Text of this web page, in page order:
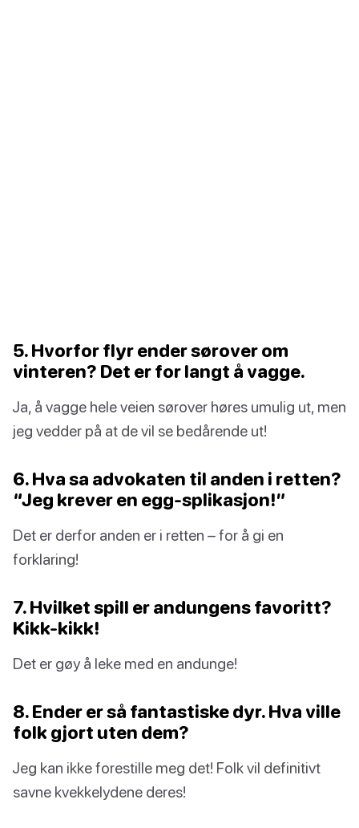
5. Hvorfor flyr ender sørover om
vinteren? Det er for langt å vagge.
Ja, å vagge hele veien sørover høres umulig ut, men
jeg vedder på at de vil se bedårende ut!
6. Hva sa advokaten til anden i retten?
“Jeg krever en egg-splikasjon!”
Det er derfor anden er i retten – for å gi en
forklaring!
7. Hvilket spill er andungens favoritt?
Kikk-kikk!
Det er gøy å leke med en andunge!
8. Ender er så fantastiske dyr. Hva ville
folk gjort uten dem?
Jeg kan ikke forestille meg det! Folk vil definitivt
savne kvekkelydene deres!